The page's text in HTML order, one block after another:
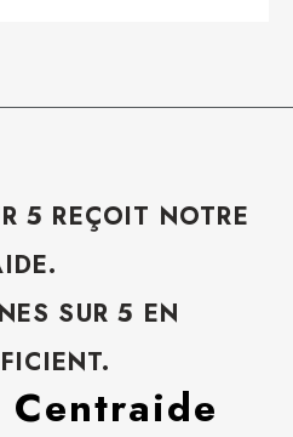
5 REÇOIT NOTRE
SUR 5 EN